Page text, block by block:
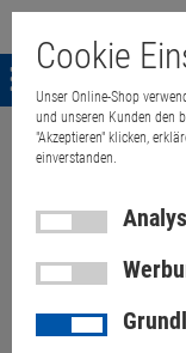
Menü
Weiter einkaufen
Dell
3,4GHz
Cookie
Unser Online-Shop
und unseren Kunden den
"Akzeptieren" klicken,
einverstanden.